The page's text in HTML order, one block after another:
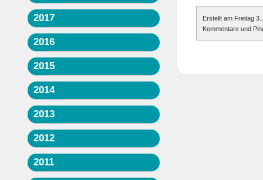
2017
2016
2015
2014
2013
2012
2011
Erstellt am Freitag
Kommentare und